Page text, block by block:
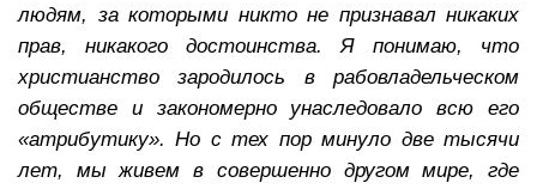
людям, за которыми никто не признавал никаких
прав, никакого достоинства. Я понимаю, что
христианство зародилось в рабовладельческом
обществе и закономерно унаследовало всю его
«атрибутику». Но с тех пор минуло две тысячи
лет, мы живем в совершенно другом мире, где